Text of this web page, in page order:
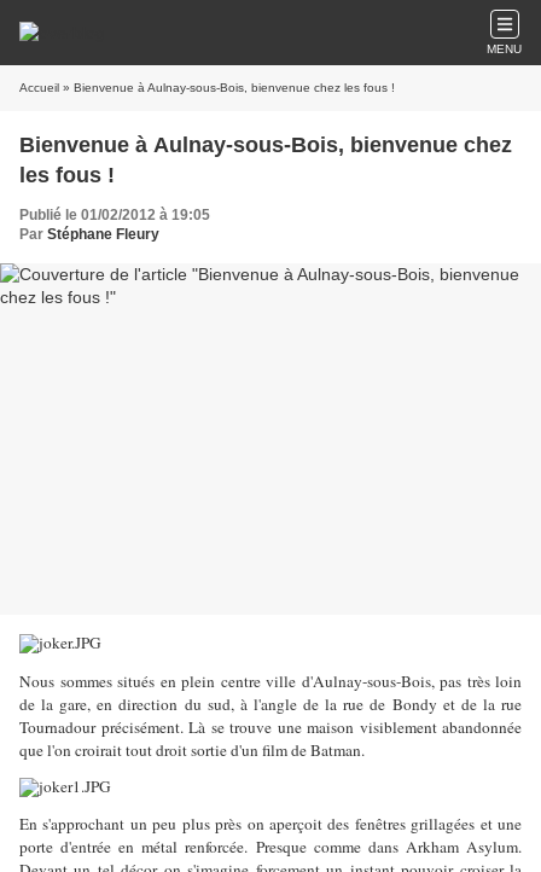
MENU
Accueil » Bienvenue à Aulnay-sous-Bois, bienvenue chez les fous !
Bienvenue à Aulnay-sous-Bois, bienvenue chez
les fous !
Publié le 01/02/2012 à 19:05
Par Stéphane Fleury
Nous sommes situés en plein centre ville d'Aulnay-sous-Bois, pas très loin
de la gare, en direction du sud, à l'angle de la rue de Bondy et de la rue
Tournadour précisément. Là se trouve une maison visiblement abandonnée
que l'on croirait tout droit sortie d'un film de Batman.
En s'approchant un peu plus près on aperçoit des fenêtres grillagées et une
porte d'entrée en métal renforcée. Presque comme dans Arkham Asylum.